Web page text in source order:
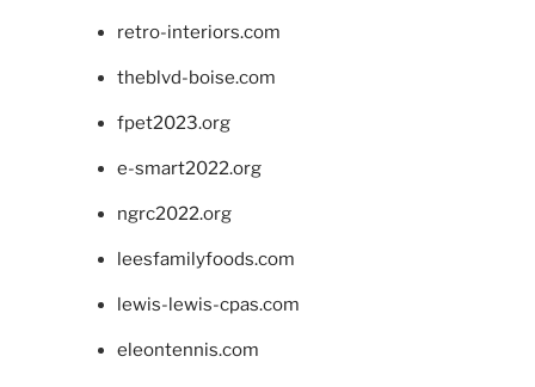
retro-interiors.com
theblvd-boise.com
fpet2023.org
e-smart2022.org
ngrc2022.org
leesfamilyfoods.com
lewis-lewis-cpas.com
eleontennis.com